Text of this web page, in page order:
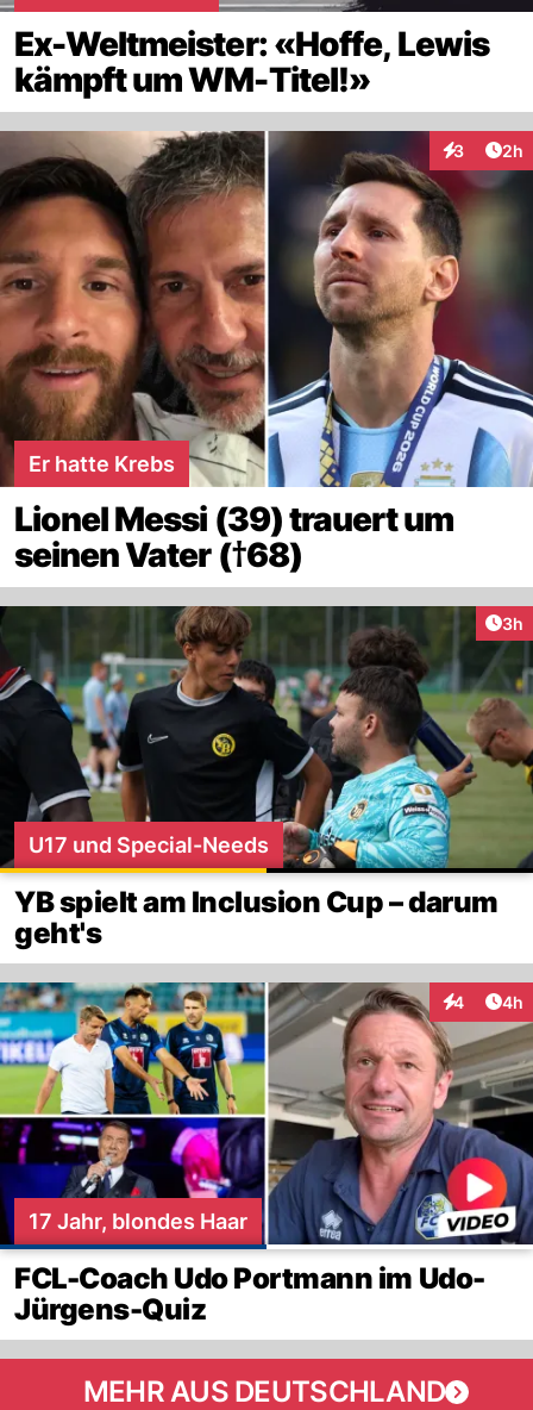
Ex-Weltmeister: «Hoffe, Lewis
kämpft um WM-Titel!»
3 2h
Er hatte Krebs
Lionel Messi (39) trauert um
seinen Vater (†68)
3h
U17 und Special-Needs
YB spielt am Inclusion Cup – darum
geht's
4 4h
17 Jahr, blondes Haar
FCL-Coach Udo Portmann im Udo-
Jürgens-Quiz
MEHR AUS DEUTSCHLAND